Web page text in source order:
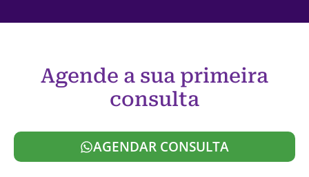
Agende a sua primeira
consulta
AGENDAR CONSULTA